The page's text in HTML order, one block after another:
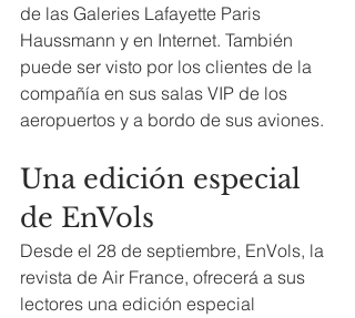
de las Galeries Lafayette Paris
Haussmann y en Internet. También
puede ser visto por los clientes de la
compañía en sus salas VIP de los
aeropuertos y a bordo de sus aviones.
Una edición especial
de EnVols
Desde el 28 de septiembre, EnVols, la
revista de Air France, ofrecerá a sus
lectores una edición especial